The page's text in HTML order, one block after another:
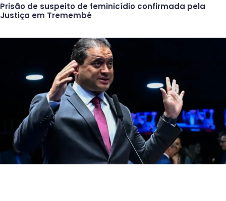
Prisão de suspeito de feminicídio confirmada pela
Justiça em Tremembé